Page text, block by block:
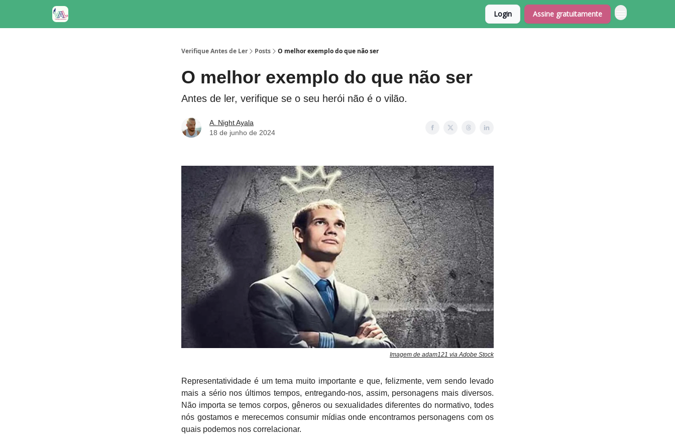
Login Assine gratuitamente
Verifique Antes de Ler Posts O melhor exemplo do que não ser
O melhor exemplo do que não ser
Antes de ler, verifique se o seu herói não é o vilão.
A. Night Ayala
18 de junho de 2024
Imagem de adam121 via Adobe Stock
Representatividade é um tema muito importante e que, felizmente, vem sendo levado
mais a sério nos últimos tempos, entregando-nos, assim, personagens mais diversos.
Não importa se temos corpos, gêneros ou sexualidades diferentes do normativo, todes
nós gostamos e merecemos consumir mídias onde encontramos personagens com os
quais podemos nos correlacionar.